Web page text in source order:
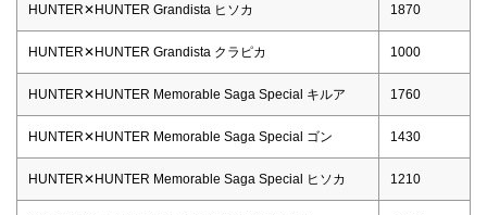
HUNTER✕HUNTER Grandista ヒソカ 1870
HUNTER✕HUNTER Grandista クラピカ 1000
HUNTER✕HUNTER Memorable Saga Special キルア 1760
HUNTER✕HUNTER Memorable Saga Special ゴン 1430
HUNTER✕HUNTER Memorable Saga Special ヒソカ 1210